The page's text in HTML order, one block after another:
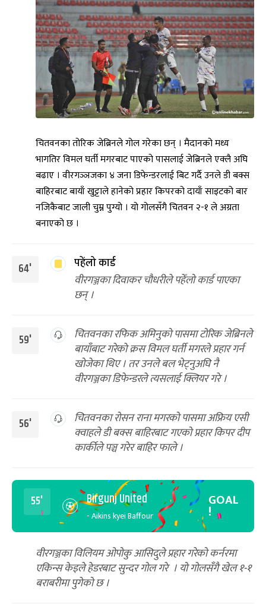
चितवनका तोरिक जेब्रिनले गोल गरेका छन् । मैदानको मध्य
भागतिर विमल घर्ती मगरबाट पाएको पासलाई जेब्रिनले एक्लै अघि
बढाए । वीरगञ्ञजका ४ जना डिफेन्डरलाई बिट गर्दै उनले डी बक्स
बाहिरबाट बायाँ खुट्टाले हानेको प्रहार किपरको दायाँ साइटको बार
नजिकैबाट जाली चुम्न पुग्यो । यो गोलसँगै चितवन २-१ ले अग्रता
बनाएको छ ।
64'
पहेंलो कार्ड
वीरगञ्जका दिवाकर चौधरीले पहेँलो कार्ड पाएका
छन् ।
59'
चितवनका रफिक अमिनुको पासमा टोरिक जेब्रिनले
बायाँबाट गरेकाे क्रस विमल घर्ती मगरले प्रहार गर्न
खोजेका थिए । तर उनले बल भेट्नुअघि नै
वीरगञ्जका डिफेन्डरले त्यसलाई क्लियर गरे ।
56'
चितवनका रोसन राना मगरको पासमा अफ्रिय एसी
क्वाहले डी बक्स बाहिरबाट गएको प्रहार किपर दीप
कार्कीले पञ्च गरेर बाहिर फाले ।
55' Birgunj United
- Aikins kyei Baffour
GOAL
!
वीरगञ्जका विलियम ओपोकु आसिदुले प्रहार गरेको कर्नरमा
एकिन्स केइले हेडरबाट सुन्दर गोल गरे । यो गोलसँगै खेल १-१
बराबरीमा पुगेको छ ।